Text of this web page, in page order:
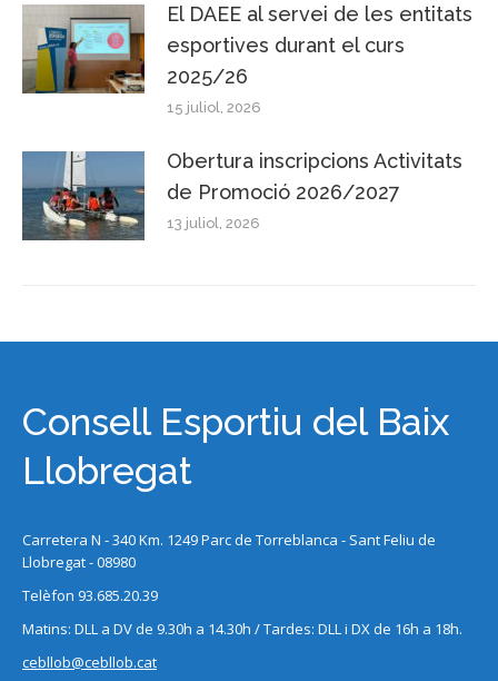
El DAEE al servei de les entitats
esportives durant el curs
2025/26
15 juliol, 2026
Obertura inscripcions Activitats
de Promoció 2026/2027
13 juliol, 2026
Consell Esportiu del Baix
Llobregat
Carretera N - 340 Km. 1249 Parc de Torreblanca - Sant Feliu de
Llobregat - 08980
Telèfon 93.685.20.39
Matins: DLL a DV de 9.30h a 14.30h / Tardes: DLL i DX de 16h a 18h.
cebllob@cebllob.cat